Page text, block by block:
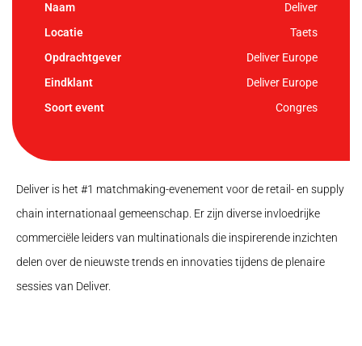
Deliver
Taets
Deliver Europe
Deliver Europe
Congres
Deliver is het #1 matchmaking-evenement voor de retail- en supply
chain internationaal gemeenschap. Er zijn diverse invloedrijke
commerciële leiders van multinationals die inspirerende inzichten
delen over de nieuwste trends en innovaties tijdens de plenaire
sessies van Deliver.